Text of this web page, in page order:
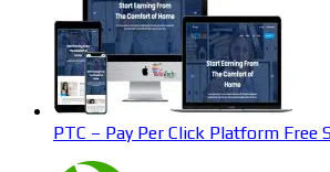
PTC – Pay Per Click Platform Free